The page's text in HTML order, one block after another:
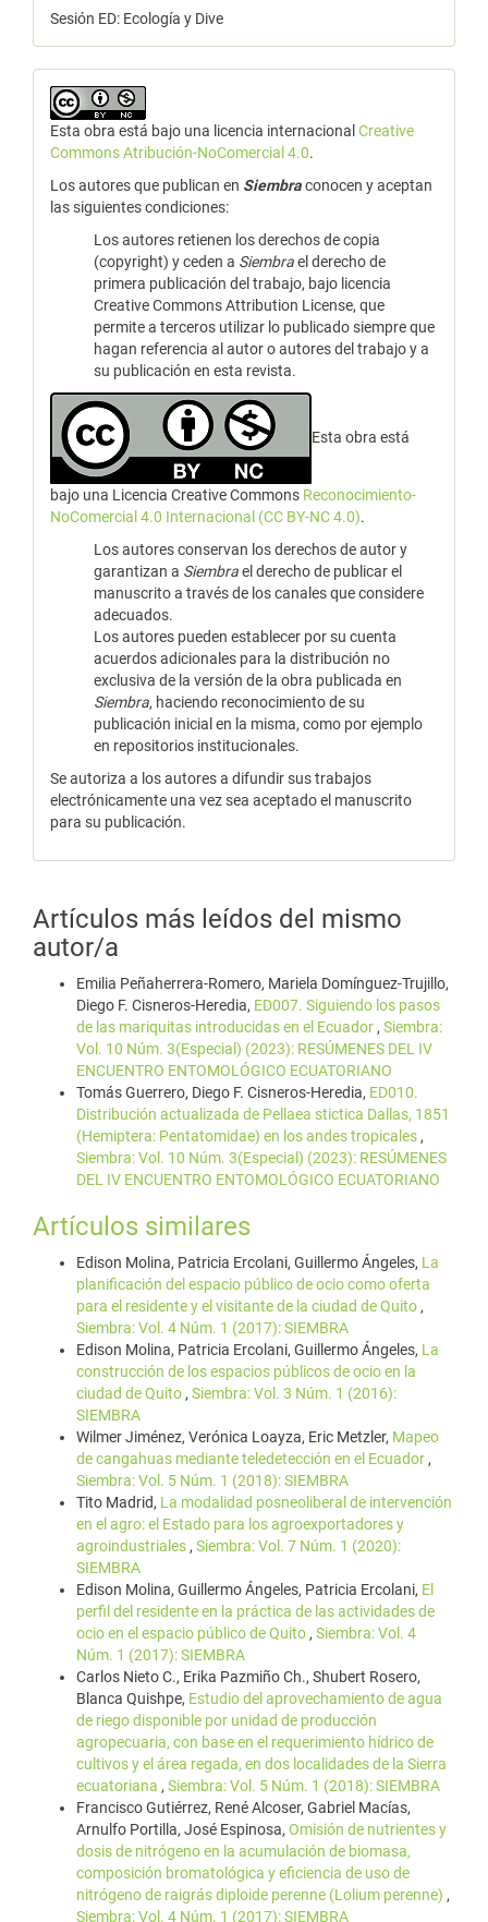
Sesión ED: Ecología y Dive
Esta obra está bajo una licencia internacional Creative
Commons Atribución-NoComercial 4.0.
Los autores que publican en Siembraconocen y aceptan
las siguientes condiciones:
Los autores retienen los derechos de copia
(copyright) y ceden a Siembrael derecho de
primera publicación del trabajo, bajo licencia
Creative Commons Attribution License, que
permite a terceros utilizar lo publicado siempre que
hagan referencia al autor o autores del trabajo y a
su publicación en esta revista.
Esta obra está
bajo una Licencia Creative Commons Reconocimiento-
NoComercial 4.0 Internacional (CC BY-NC 4.0).
Los autores conservan los derechos de autor y
garantizan a Siembrael derecho de publicar el
manuscrito a través de los canales que considere
adecuados.
Los autores pueden establecer por su cuenta
acuerdos adicionales para la distribución no
exclusiva de la versión de la obra publicada en
Siembra, haciendo reconocimiento de su
publicación inicial en la misma, como por ejemplo
en repositorios institucionales.
Se autoriza a los autores a difundir sus trabajos
electrónicamente una vez sea aceptado el manuscrito
para su publicación.
Artículos más leídos del mismo
autor/a
Emilia Peñaherrera-Romero, Mariela Domínguez-Trujillo,
Diego F. Cisneros-Heredia, ED007. Siguiendo los pasos
de las mariquitas introducidas en el Ecuador , Siembra:
Vol. 10 Núm. 3(Especial) (2023): RESÚMENES DEL IV
ENCUENTRO ENTOMOLÓGICO ECUATORIANO
Tomás Guerrero, Diego F. Cisneros-Heredia, ED010.
Distribución actualizada de Pellaea stictica Dallas, 1851
(Hemiptera: Pentatomidae) en los andes tropicales ,
Siembra: Vol. 10 Núm. 3(Especial) (2023): RESÚMENES
DEL IV ENCUENTRO ENTOMOLÓGICO ECUATORIANO
Artículos similares
Edison Molina, Patricia Ercolani, Guillermo Ángeles, La
planificación del espacio público de ocio como oferta
para el residente y el visitante de la ciudad de Quito ,
Siembra: Vol. 4 Núm. 1 (2017): SIEMBRA
Edison Molina, Patricia Ercolani, Guillermo Ángeles, La
construcción de los espacios públicos de ocio en la
ciudad de Quito , Siembra: Vol. 3 Núm. 1 (2016):
SIEMBRA
Wilmer Jiménez, Verónica Loayza, Eric Metzler, Mapeo
de cangahuas mediante teledetección en el Ecuador ,
Siembra: Vol. 5 Núm. 1 (2018): SIEMBRA
Tito Madrid, La modalidad posneoliberal de intervención
en el agro: el Estado para los agroexportadores y
agroindustriales , Siembra: Vol. 7 Núm. 1 (2020):
SIEMBRA
Edison Molina, Guillermo Ángeles, Patricia Ercolani, El
perfil del residente en la práctica de las actividades de
ocio en el espacio público de Quito , Siembra: Vol. 4
Núm. 1 (2017): SIEMBRA
Carlos Nieto C., Erika Pazmiño Ch., Shubert Rosero,
Blanca Quishpe, Estudio del aprovechamiento de agua
de riego disponible por unidad de producción
agropecuaria, con base en el requerimiento hídrico de
cultivos y el área regada, en dos localidades de la Sierra
ecuatoriana , Siembra: Vol. 5 Núm. 1 (2018): SIEMBRA
Francisco Gutiérrez, René Alcoser, Gabriel Macías,
Arnulfo Portilla, José Espinosa, Omisión de nutrientes y
dosis de nitrógeno en la acumulación de biomasa,
composición bromatológica y eficiencia de uso de
nitrógeno de raigrás diploide perenne (Lolium perenne) ,
Siembra: Vol. 4 Núm. 1 (2017): SIEMBRA